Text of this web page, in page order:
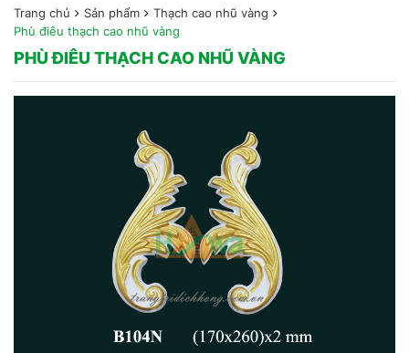
Trang chủ Sản phẩm
Thạch cao nhũ vàng
Phù điêu thạch cao nhũ vàng
PHÙ ĐIÊU THẠCH CAO NHŨ VÀNG